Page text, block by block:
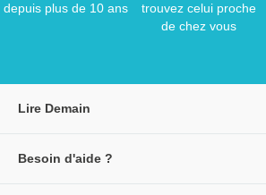
depuis plus de 10 ans
trouvez celui proche
de chez vous
Lire Demain
Besoin d'aide ?